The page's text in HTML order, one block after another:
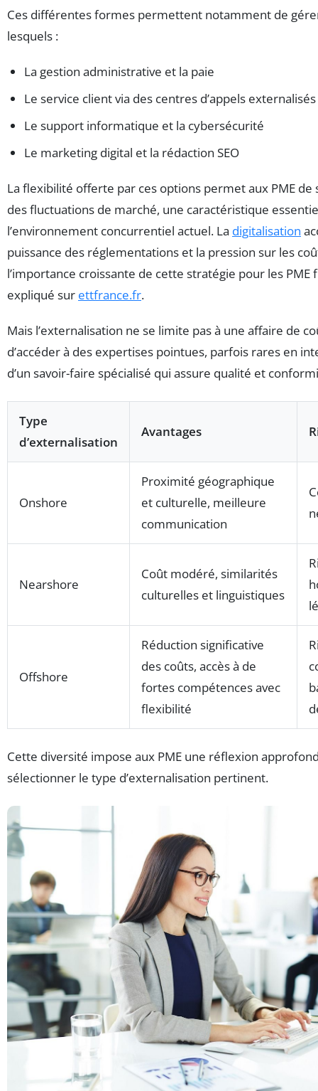
Ces différentes formes permettent notamment de
lesquels :
La gestion administrative et la paie
Le service client via des centres d’appels externalisés
Le support informatique et la cybersécurité
Le marketing digital et la rédaction SEO
La flexibilité offerte par ces options permet aux PME de
des fluctuations de marché, une caractéristique
l’environnement concurrentiel actuel. La digitalisation
puissance des réglementations et la pression sur les
l’importance croissante de cette stratégie pour les PME
expliqué sur ettfrance.fr.
Mais l’externalisation ne se limite pas à une affaire de
d’accéder à des expertises pointues, parfois rares en
d’un savoir-faire spécialisé qui assure qualité et
Type
d’externalisation
Avantages
Onshore
Proximité géographique
et culturelle, meilleure
communication
Nearshore
Coût modéré, similarités
culturelles et linguistiques
Offshore
Réduction significative
des coûts, accès à de
fortes compétences avec
flexibilité
Cette diversité impose aux PME une réflexion
sélectionner le type d’externalisation pertinent.